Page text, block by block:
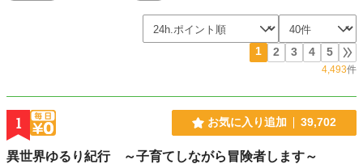
1 2 3 4 5
4,493件
1 お気に入り追加 39,702
異世界ゆるり紀行 ～子育てしながら冒険者します～